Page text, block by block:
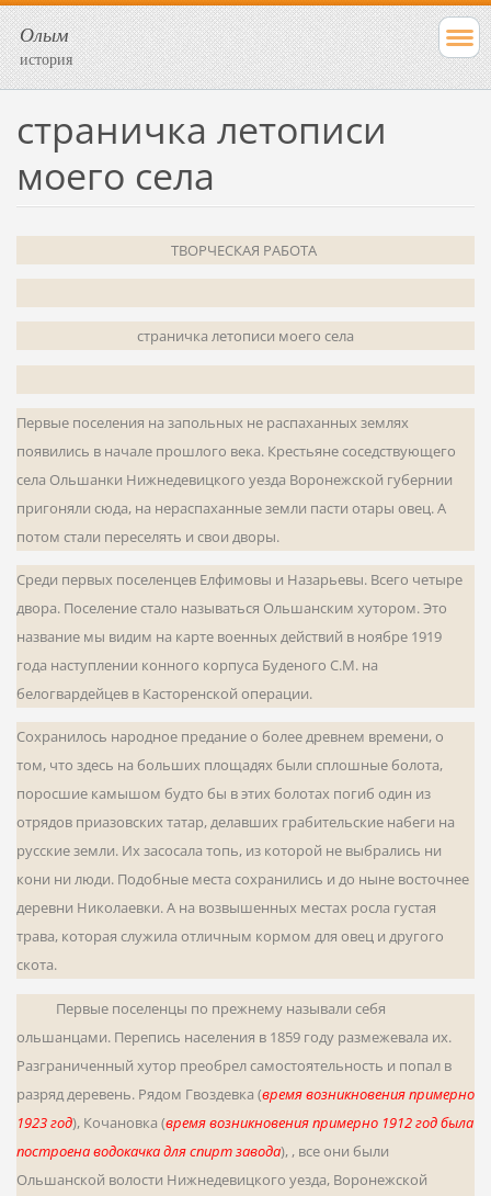
Олым
история
страничка летописи
моего села
ТВОРЧЕСКАЯ РАБОТА
страничка летописи моего села
Первые поселения на запольных не распаханных землях
появились в начале прошлого века. Крестьяне соседствующего
села Ольшанки Нижнедевицкого уезда Воронежской губернии
пригоняли сюда, на не­распаханные земли пасти отары овец. А
потом стали переселять и свои дворы.
Среди первых поселенцев Елфимовы и Назарьевы. Всего четыре
двора. Поселение стало называться Ольшанским хутором. Это
название мы видим на карте военных действий в ноябре 1919
года насту­плении конного корпуса Буденого С.М. на
белогвардейцев в Касторенской операции.
Сохранилось народное предание о более древнем времени, о
том, что здесь на больших площадях были сплошные болота,
поросшие ка­мышом будто бы в этих болотах погиб один из
отрядов приазовских татар, делавших грабительские набеги на
русские земли. Их засосала топь, из которой не выбрались ни
кони ни люди. Подобные места сохранились и до ныне восточнее
деревни Николаевки. А на возвышенных местах росла густая
трава, которая служила отличным кормом для овец и другого
скота.
Первые поселенцы по прежнему называли себя
ольшанцами. Перепись населения в 1859 году размежевала их.
Разграниченный хутор преобрел самостоятельность и попал в
разряд деревень. Рядом Гвоздевка (время возникновения примерно
1923 год), Кочановка (время возникновения примерно 1912 год была
построена водокачка для спирт завода), , все они были
Ольшанской волости Нижнеде­вицкого уезда, Воронежской